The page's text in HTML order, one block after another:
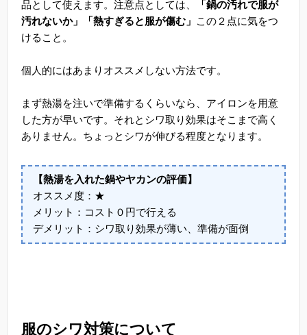
品として使えます。注意点としては、
「鍋の汚れで服が
汚れないか」「熱すぎると服が傷む」 この２点に気をつ
けること。
個人的にはあまりオススメしない方法です。
まず熱湯を注いで準備するくらいなら、アイロンを用意
した方が早いです。それとシワ取り効果はそこまで高く
ありません。ちょっとシワが伸びる程度となります。
【熱湯を入れた鍋やヤカンの評価】
オススメ度：★
メリット：コスト０円で行える
デメリット：シワ取り効果が薄い、準備が面倒
服のシワ対策について